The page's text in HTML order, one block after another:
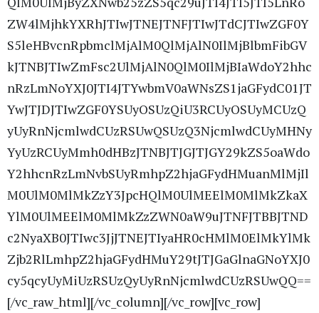
ZW4lMjhkYXRhJTIwJTNEJTNFJTIwJTdCJTIwZGF0Y
S5leHBvcnRpbmclMjAlM0QlMjAlN0IlMjBlbmFibGV
kJTNBJTIwZmFsc2UlMjAlN0QlM0IlMjBIaWdoY2hhc
nRzLmNoYXJ0JTI4JTYwbmV0aWNsZS1jaGFydC01JT
YwJTJDJTIwZGF0YSUyOSUzQiU3RCUyOSUyMCUzQ
yUyRnNjcmlwdCUzRSUwQSUzQ3NjcmlwdCUyMHNy
YyUzRCUyMmh0dHBzJTNBJTJGJTJGY29kZS5oaWdo
Y2hhcnRzLmNvbSUyRmhpZ2hjaGFydHMuanMlMjIl
M0UlM0MlMkZzY3JpcHQlM0UlMEElM0MlMkZkaX
YlM0UlMEElM0MlMkZzZWN0aW9uJTNFJTBBJTND
c2NyaXB0JTIwc3JjJTNEJTIyaHR0cHMlM0ElMkYlMk
Zjb2RlLmhpZ2hjaGFydHMuY29tJTJGaGlnaGNoYXJ0
cy5qcyUyMiUzRSUzQyUyRnNjcmlwdCUzRSUwQQ==
[/vc_raw_html][/vc_column][/vc_row][vc_row]